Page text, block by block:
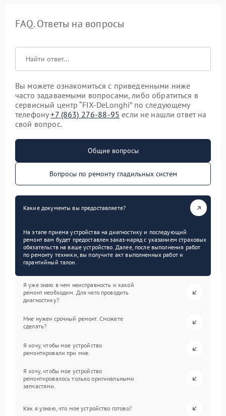
FAQ. Ответы на вопросы
Вы можете ознакомиться с приведенными ниже
часто задаваемыми вопросами, либо обратиться в
сервисный центр “FIX-DeLonghi” по следующему
телефону+7 (863) 276-88-95 если не нашли ответ на
свой вопрос.
Общие вопросы
Вопросы по ремонту гладильных систем
Какие документы вы предоставляете?
На этапе приема устройства на диагностику и последующий
ремонт вам будет предоставлен заказ-наряд с указанием страховых
обязательств на ваше устройство. Далее, после выполнения работ
по ремонту техники, вы получите акт выполненных работ и
гарантийный талон.
Я уже знаю в чем неисправность и какой
ремонт необходим. Для чего проводить
диагностику?
Мне нужен срочный ремонт. Сможете
сделать?
Я хочу, чтобы мое устройство
ремонтировали при мне.
Я хочу, чтобы мое устройство
ремонтировалось только оригинальными
запчастями.
Как я узнаю, что мое устройство готово?